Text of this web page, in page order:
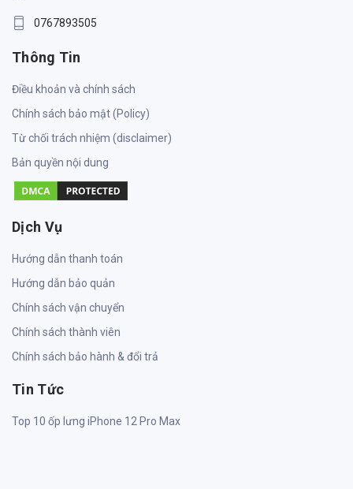
0767893505
Thông Tin
Điều khoản và chính sách
Chính sách bảo mật (Policy)
Từ chối trách nhiệm (disclaimer)
Bản quyền nội dung
Dịch Vụ
Hướng dẫn thanh toán
Hướng dẫn bảo quản
Chính sách vận chuyển
Chính sách thành viên
Chính sách bảo hành & đổi trả
Tin Tức
Top 10 ốp lưng iPhone 12 Pro Max